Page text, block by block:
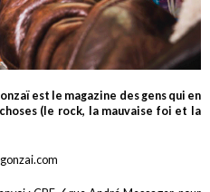
est le magazine des gens qui en
(le rock, la mauvaise foi et la